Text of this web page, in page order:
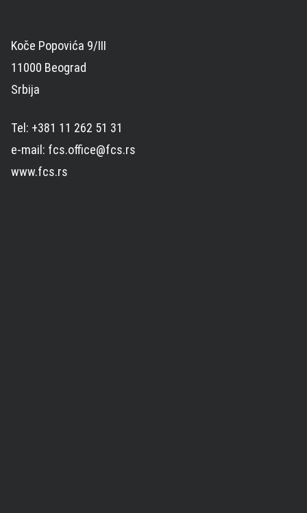
Koče Popovića 9/III
11000 Beograd
Srbija
Tel: +381 11 262 51 31
e-mail: fcs.office@fcs.rs
www.fcs.rs